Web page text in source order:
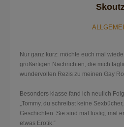
Nur ganz kurz: möchte euch mal
großartigen Nachrichten, die mich
wundervollen Rezis zu meinen Gay
Besonders klasse fand ich neulich
„Tommy, du schreibst keine
Geschichten. Sie sind mal lustig, mal
etwas Erotik.“